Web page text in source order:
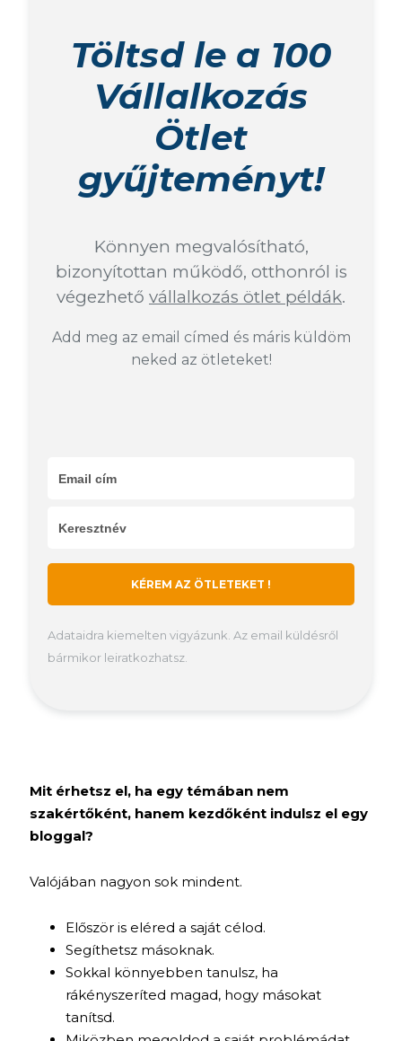
Töltsd le a 100
Vállalkozás
Ötlet
gyűjteményt!
Könnyen megvalósítható,
bizonyítottan működő, otthonról is
végezhető vállalkozás ötlet példák.
Add meg az email címed és máris küldöm
neked az ötleteket!
KÉREM AZ ÖTLETEKET !
Adataidra kiemelten vigyázunk. Az email küldésről
bármikor leiratkozhatsz.
Mit érhetsz el, ha egy témában nem
szakértőként, hanem kezdőként indulsz el egy
bloggal?
Valójában nagyon sok mindent.
Először is eléred a saját célod.
Segíthetsz másoknak.
Sokkal könnyebben tanulsz, ha
rákényszeríted magad, hogy másokat
tanítsd.